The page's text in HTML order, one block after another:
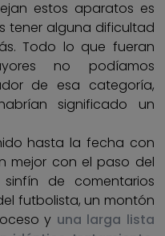
estos aparatos es
tener alguna dificultad
Todo lo que fueran
no podíamos
de esa categoría,
significado un
hasta la fecha con
mejor con el paso del
de comentarios
futbolista, un montón
y una larga lista